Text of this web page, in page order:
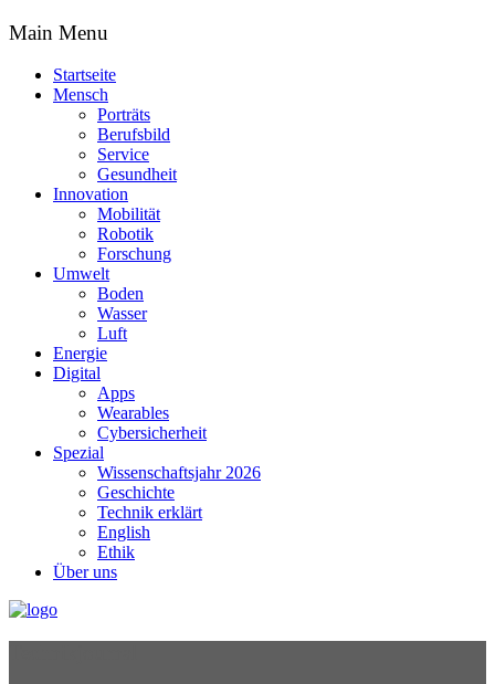
Main Menu
Startseite
Mensch
Porträts
Berufsbild
Service
Gesundheit
Innovation
Mobilität
Robotik
Forschung
Umwelt
Boden
Wasser
Luft
Energie
Digital
Apps
Wearables
Cybersicherheit
Spezial
Wissenschaftsjahr 2026
Geschichte
Technik erklärt
English
Ethik
Über uns